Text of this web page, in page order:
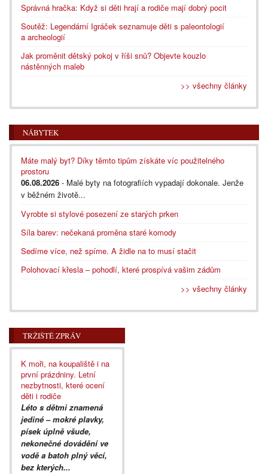
Správná hračka: Když si děti hrají a rodiče mají dobrý pocit
Soutěž: Legendární Igráček seznamuje děti s paleontologií
a archeologií
Jak proměnit dětský pokoj v říši snů? Objevte kouzlo
nástěnných maleb
>> všechny články
NÁBYTEK
Máte malý byt? Díky těmto tipům získáte víc použitelného
prostoru
06.08.2026 - Malé byty na fotografiích vypadají dokonale. Jenže
v běžném životě...
Vyrobte si stylové posezení ze starých prken
Síla barev: nečekaná proměna staré komody
Sedíme více, než spíme. A židle na to musí stačit
Polohovací křesla – pohodlí, které prospívá vašim zádům
>> všechny články
TRŽIŠTĚ ZPRÁV
K moři, na koupaliště i na
první prázdniny. Letní
nezbytnosti, které ocení
děti i rodiče
Léto s dětmi znamená
jediné – mokré plavky,
písek úplně všude,
nekonečné dovádění ve
vodě a batoh plný věcí,
bez kterých...